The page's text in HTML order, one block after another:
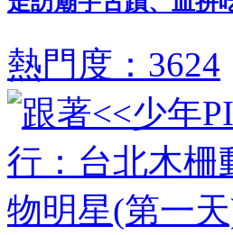
熱門度：3624